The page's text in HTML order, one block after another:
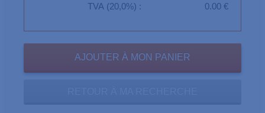
TVA (20,0%) :
0.00 €